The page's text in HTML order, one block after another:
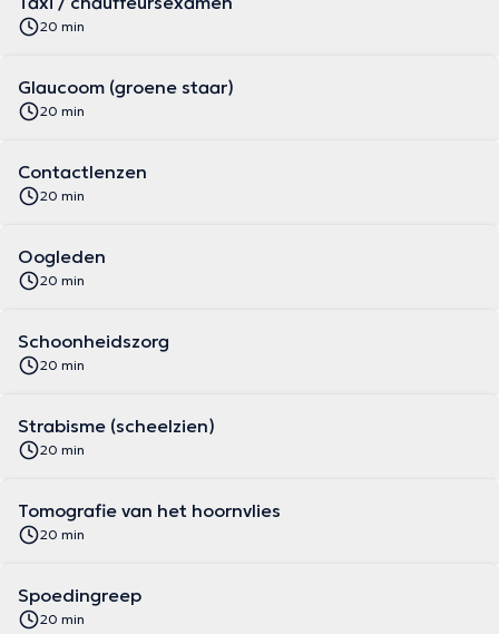
20 min
Glaucoom (groene staar)
20 min
Contactlenzen
20 min
Oogleden
20 min
Schoonheidszorg
20 min
Strabisme (scheelzien)
20 min
Tomografie van het hoornvlies
20 min
Spoedingreep
20 min